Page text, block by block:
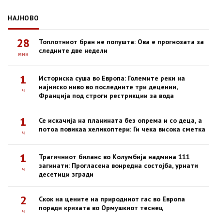
НАЈНОВО
28
мин
Топлотниот бран не попушта: Ова е прогнозата за
следните две недели
1
ч
Историска суша во Европа: Големите реки на
најниско ниво во последните три децении,
Франција под строги рестрикции за вода
1
ч
Се искачија на планината без опрема и со деца, а
потоа повикаа хеликоптери: Ги чека висока сметка
1
ч
Трагичниот биланс во Колумбија надмина 111
загинати: Прогласена вонредна состојба, урнати
десетици згради
2
ч
Скок на цените на природниот гас во Европа
поради кризата во Ормушкиот теснец